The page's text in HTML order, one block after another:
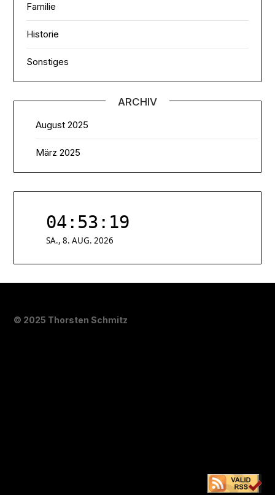
Familie
Historie
Sonstiges
ARCHIV
August 2025
März 2025
© 2025 Thorsten Schmitz